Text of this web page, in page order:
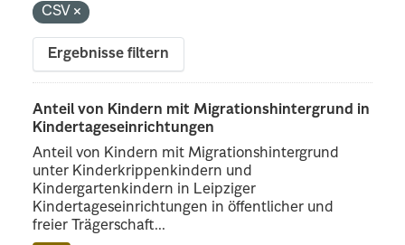
CSV
Ergebnisse filtern
Anteil von Kindern mit Migrationshintergrund in
Kindertageseinrichtungen
Anteil von Kindern mit Migrationshintergrund
unter Kinderkrippenkindern und
Kindergartenkindern in Leipziger
Kindertageseinrichtungen in öffentlicher und
freier Trägerschaft...